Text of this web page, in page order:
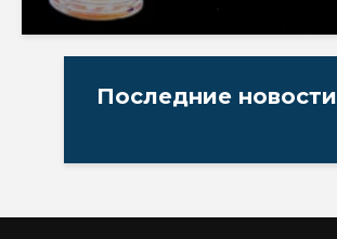
Последние новости